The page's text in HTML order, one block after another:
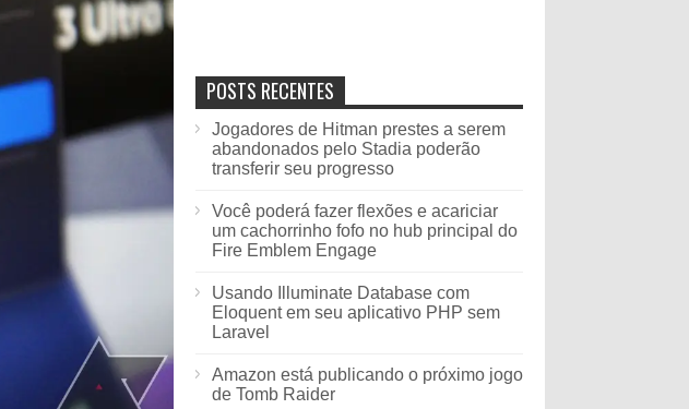
POSTS RECENTES
Jogadores de Hitman prestes a serem
abandonados pelo Stadia poderão
transferir seu progresso
Você poderá fazer flexões e acariciar
um cachorrinho fofo no hub principal do
Fire Emblem Engage
Usando Illuminate Database com
Eloquent em seu aplicativo PHP sem
Laravel
Amazon está publicando o próximo jogo
de Tomb Raider